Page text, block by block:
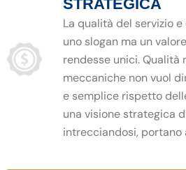
STRATEGICA
La qualità del servizio
uno slogan ma un
rendesse unici. Qualità
meccaniche non vuol
e semplice rispetto
una visione strategica
intrecciandosi,